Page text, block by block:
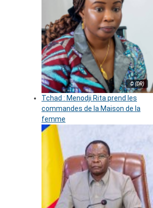
© (DR)
Tchad : Menodji Rita prend les
commandes de la Maison de la
femme